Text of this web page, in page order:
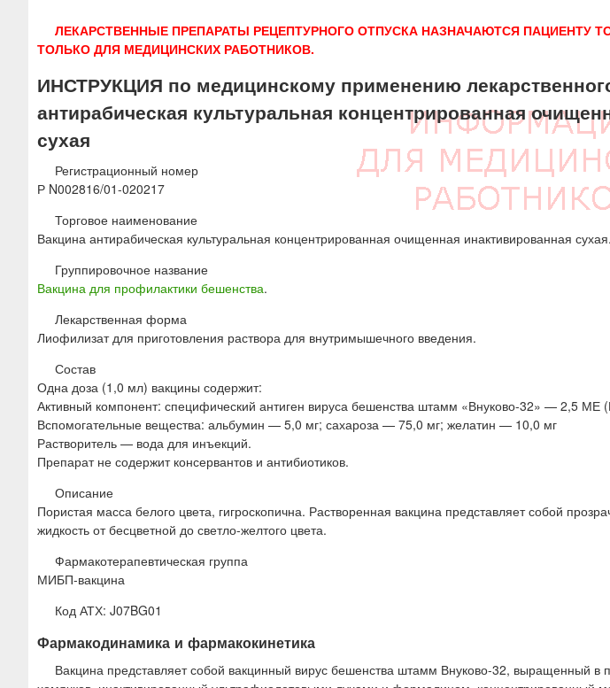
н ЛЕКАРСТВЕННЫЕ ПРЕПАРАТЫ РЕЦЕПТУРНОГО ОТПУСКА НАЗНАЧАЮТСЯ ПАЦИЕНТУ
ТОЛЬКО ДЛЯ МЕДИЦИНСКИХ РАБОТНИКОВ.
ИНСТРУКЦИЯ по медицинскому применению
антирабическая культуральная концентрированная
сухая
Регистрационный номер
Р N002816/01-020217
Торговое наименование
Вакцина антирабическая культуральная концентрированная очищенная инактивированная сухая.
Группировочное название
Вакцина для профилактики бешенства.
Лекарственная форма
Лиофилизат для приготовления раствора для внутримышечного введения.
Состав
Одна доза (1,0 мл) вакцины содержит:
Активный компонент: специфический антиген вируса бешенства штамм «Внуково-32» — 2,5
Вспомогательные вещества: альбумин — 5,0 мг; сахароза — 75,0 мг; желатин — 10,0 мг
Растворитель — вода для инъекций.
Препарат не содержит консервантов и антибиотиков.
Описание
Пористая масса белого цвета, гигроскопична. Растворенная вакцина представляет собой
жидкость от бесцветной до светло-желтого цвета.
Фармакотерапевтическая группа
МИБП-вакцина
Код АТХ: J07BG01
Фармакодинамика и фармакокинетика
Вакцина представляет собой вакцинный вирус бешенства штамм Внуково-32, выращенный в